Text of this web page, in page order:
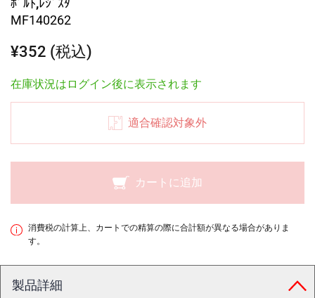
MF140262
¥352 (税込)
在庫状況はログイン後に表示されます
適合確認対象外
カートに追加
消費税の計算上、カートでの精算の際に合計額が異なる場合がありま
す。
製品詳細